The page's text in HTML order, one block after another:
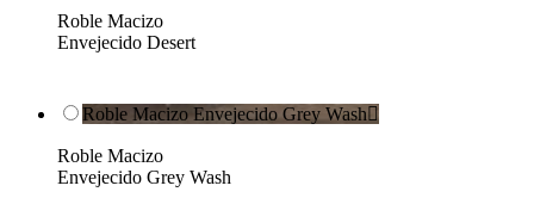
Roble Macizo
Envejecido Desert
Roble Macizo Envejecido Grey Wash
Roble Macizo
Envejecido Grey Wash